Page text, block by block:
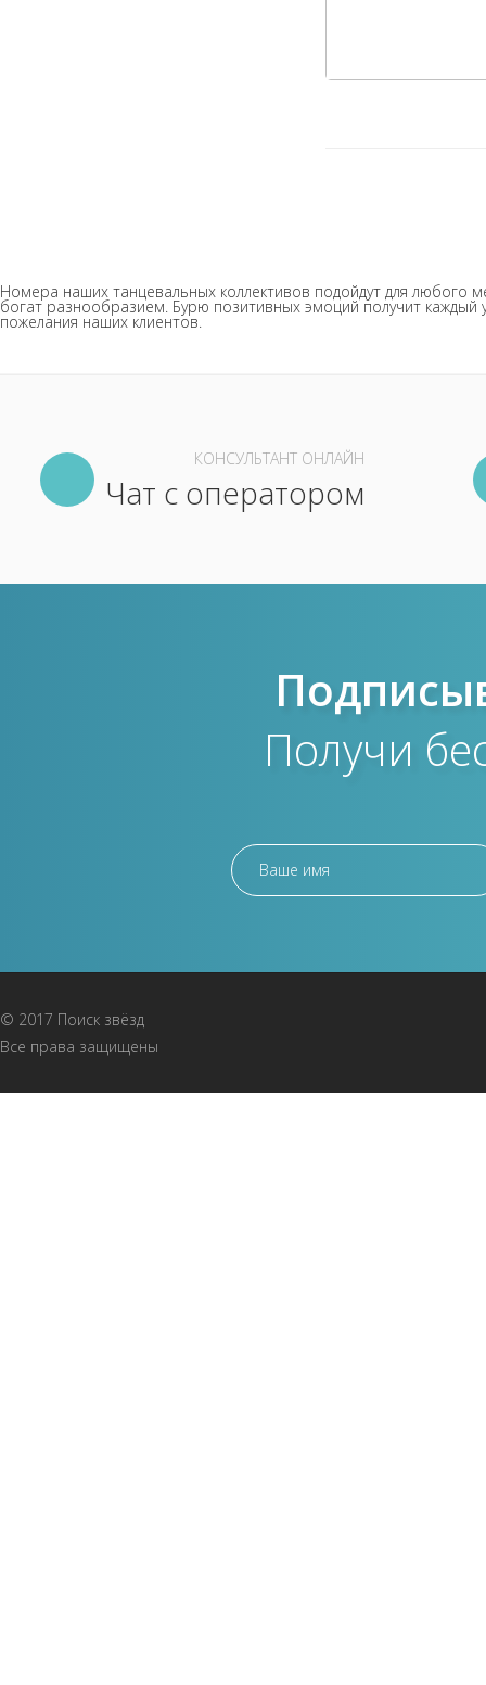
Номера наших танцевальных коллективов подойдут для любого
богат разнообразием. Бурю позитивных эмоций получит
пожелания наших клиентов.
КОНСУЛЬТАНТ ОНЛАЙН
Чат с оператором
Получи
© 2017 Поиск звёзд
Все права защищены